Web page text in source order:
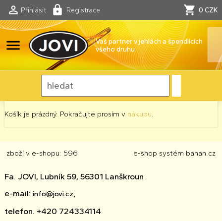
Přihlásit Registrace 0 CZK
menu
Váš partner v jehlách a špendlících
všeho druhu
Košík je prázdný. Pokračujte prosím v nákupu.
zboží v e-shopu: 596 e-shop systém banan.cz
Fa. JOVI, Lubník 59, 56301 Lanškroun
e-mail: info@jovi.cz,
telefon. +420 724334114